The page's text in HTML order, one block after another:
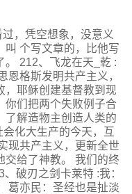
，凭空想象，没意义
叫 个写文章的，比他写
。 212、飞龙在天_乾 :
恩格斯发明共产主义，
，耶稣创建基督教到现
你们把两个失败例子合
了解造物主创造人类的
化大生产的今天，互
现共产主义，更新全世
交给了神教。 我们的终
破刃之剑卡莱特 :我：
葛亦民：圣经也是扯淡